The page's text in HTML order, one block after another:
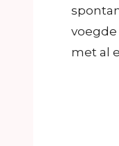
voegde
met al